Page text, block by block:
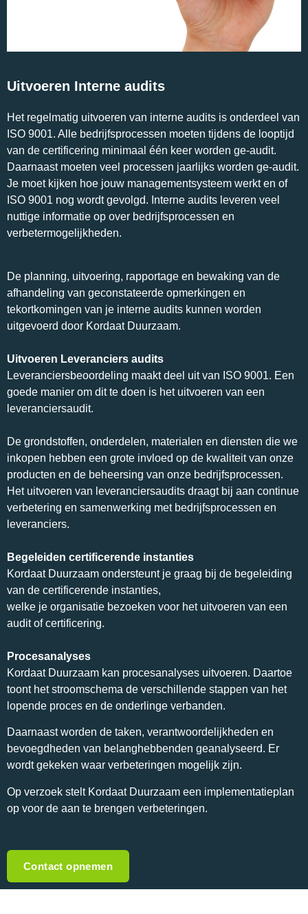
Uitvoeren Interne audits
Het regelmatig uitvoeren van interne audits is onderdeel van
ISO 9001. Alle bedrijfsprocessen moeten tijdens de looptijd
van de certificering minimaal één keer worden ge-audit.
Daarnaast moeten veel processen jaarlijks worden ge-audit.
Je moet kijken hoe jouw managementsysteem werkt en of
ISO 9001 nog wordt gevolgd. Interne audits leveren veel
nuttige informatie op over bedrijfsprocessen en
verbetermogelijkheden.
De planning, uitvoering, rapportage en bewaking van de
afhandeling van geconstateerde opmerkingen en
tekortkomingen van je interne audits kunnen worden
uitgevoerd door Kordaat Duurzaam.
Uitvoeren Leveranciers audits
Leveranciersbeoordeling maakt deel uit van ISO 9001. Een
goede manier om dit te doen is het uitvoeren van een
leveranciersaudit.
De grondstoffen, onderdelen, materialen en diensten die we
inkopen hebben een grote invloed op de kwaliteit van onze
producten en de beheersing van onze bedrijfsprocessen.
Het uitvoeren van leveranciersaudits draagt ​​bij aan continue
verbetering en samenwerking met bedrijfsprocessen en
leveranciers.
Begeleiden certificerende instanties
Kordaat Duurzaam ondersteunt je graag bij de begeleiding
van de certificerende instanties,
welke je organisatie bezoeken voor het uitvoeren van een
audit of certificering.
Procesanalyses
Kordaat Duurzaam kan procesanalyses uitvoeren. Daartoe
toont het stroomschema de verschillende stappen van het
lopende proces en de onderlinge verbanden.
Daarnaast worden de taken, verantwoordelijkheden en
bevoegdheden van belanghebbenden geanalyseerd. Er
wordt gekeken waar verbeteringen mogelijk zijn.
Op verzoek stelt Kordaat Duurzaam een ​​implementatieplan
op voor de aan te brengen verbeteringen.
Contact opnemen